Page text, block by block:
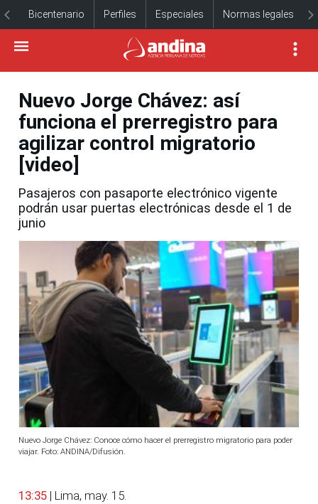
Bicentenario Perfiles Especiales Normas legales
Nuevo Jorge Chávez: así
funciona el prerregistro para
agilizar control migratorio
[video]
Pasajeros con pasaporte electrónico vigente
podrán usar puertas electrónicas desde el 1 de
junio
Nuevo Jorge Chávez: Conoce cómo hacer el prerregistro migratorio para poder
viajar. Foto: ANDINA/Difusión.
13:35 | Lima, may. 15.